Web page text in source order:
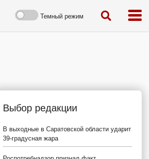
Темный режим
Выбор редакции
В выходные в Саратовской области ударит
39-градусная жара